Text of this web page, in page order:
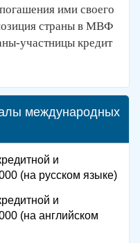
ими своего
страны в МВФ
участницы кредит
международных
и
(на русском языке)
и
(на английском